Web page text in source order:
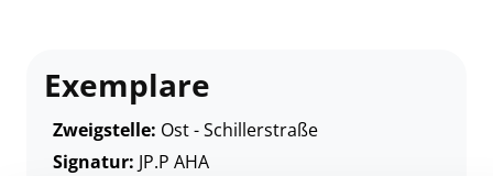
Exemplare
Zweigstelle: Ost - Schillerstraße
Signatur: JP.P AHA